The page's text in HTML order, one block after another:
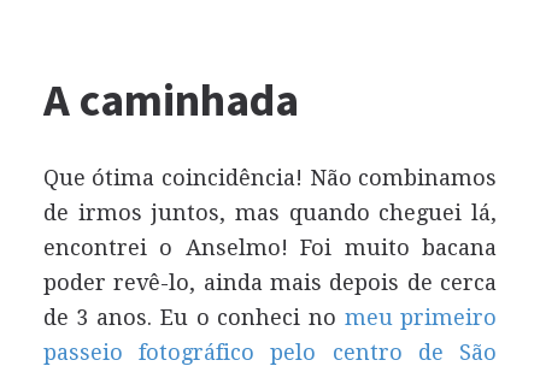
A caminhada
Que ótima coincidência! Não combinamos
de irmos juntos, mas quando cheguei lá,
encontrei o Anselmo! Foi muito bacana
poder revê-lo, ainda mais depois de cerca
de 3 anos. Eu o conheci no meu primeiro
passeio fotográfico pelo centro de São